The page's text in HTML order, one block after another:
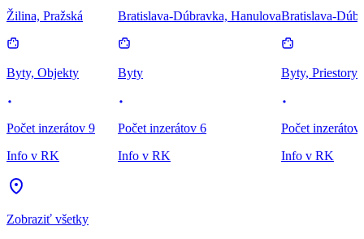
Žilina, Pražská
Byty, Objekty
Počet inzerátov 9
Info v RK
Bratislava-Dúbravka, Hanulova
Byty
Počet inzerátov 6
Info v RK
Bratislava-
Byty, Priestory
Počet inzerátov
Info v RK
Zobraziť všetky